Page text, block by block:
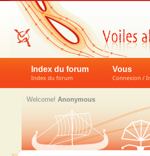
Index du forum
Index du forum
Vous
Connexion /
Welcome! Anonymous